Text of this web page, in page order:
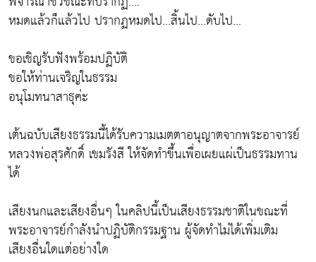
หมดแล้วก็แล้วไป ปรากฏหมดไป...สิ้นไป...ดับไป...
ขอเชิญรับฟังพร้อมปฏิบัติ
ขอให้ท่านเจริญในธรรม
อนุโมทนาสาธุค่ะ
เต้นฉบับเสียงธรรมนี้ได้รับความเมตตาอนุญาตจากพระอาจารย์
หลวงพ่อสุรศักดิ์ เขมรังสี ให้จัดทำขึ้นเพื่อเผยแผ่เป็นธรรมทาน
ได้
เสียงนกและเสียงอื่นๆ ในคลิปนี้เป็นเสียงธรรมชาติในขณะที่
พระอาจารย์กำลังนำปฏิบัติกรรมฐาน ผู้จัดทำไม่ได้เพิ่มเติม
เสียงอื่นใดแต่อย่างใด